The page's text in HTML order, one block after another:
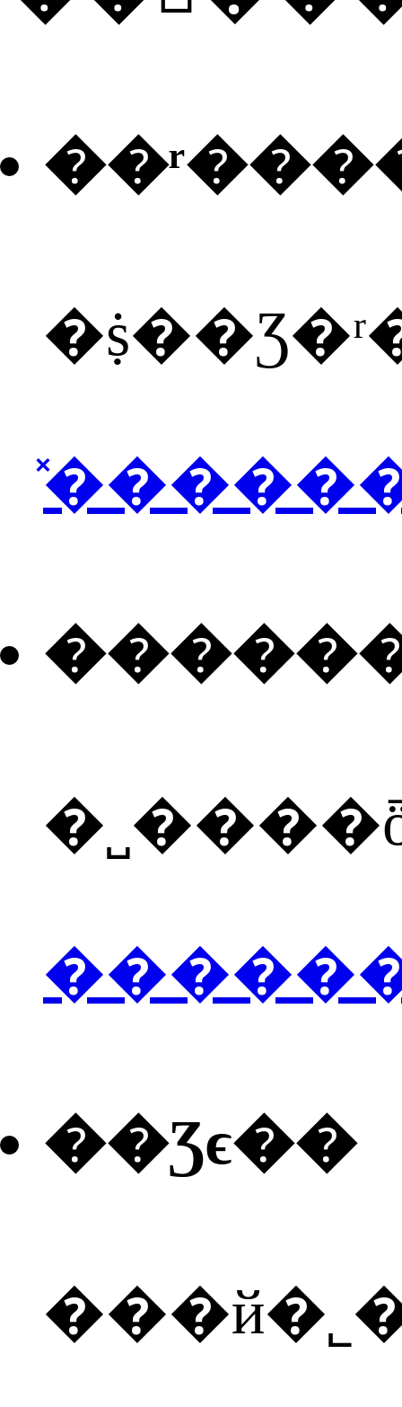
��Ʒϵ��